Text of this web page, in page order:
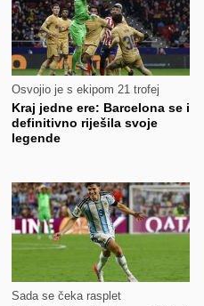
Osvojio je s ekipom 21 trofej
Kraj jedne ere: Barcelona se i
definitivno riješila svoje
legende
Sada se čeka rasplet